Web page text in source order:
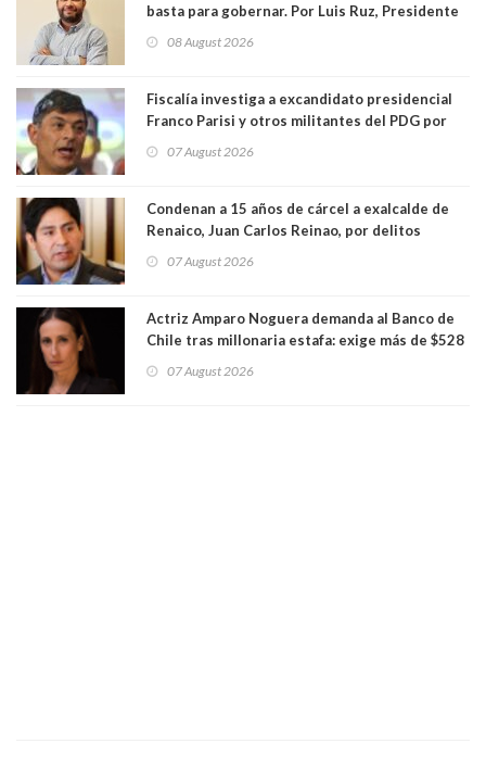
basta para gobernar. Por Luis Ruz, Presidente
08 August 2026
Fiscalía investiga a excandidato presidencial
Franco Parisi y otros militantes del PDG por
07 August 2026
Condenan a 15 años de cárcel a exalcalde de
Renaico, Juan Carlos Reinao, por delitos
07 August 2026
Actriz Amparo Noguera demanda al Banco de
Chile tras millonaria estafa: exige más de $528
07 August 2026